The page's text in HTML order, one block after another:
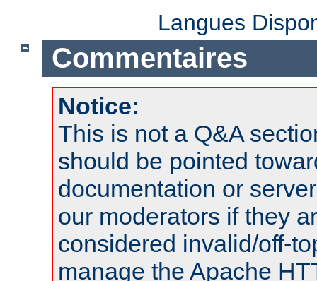
Langues
Commentaires
Notice:
This is not a Q&A
should be pointed
documentation or
our moderators if they
considered invalid/off-
manage the Apache